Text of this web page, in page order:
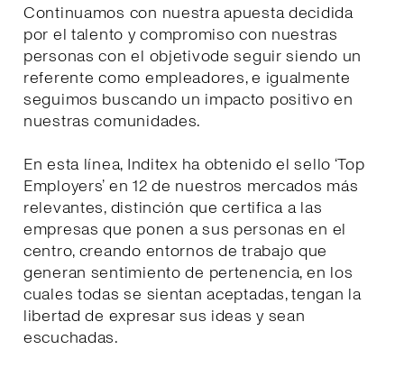
Continuamos con nuestra apuesta decidida
por el talento y compromiso con nuestras
personas con el objetivode seguir siendo un
referente como empleadores, e igualmente
seguimos buscando un impacto positivo en
nuestras comunidades.
En esta línea, Inditex ha obtenido el sello ‘Top
Employers’ en 12 de nuestros mercados más
relevantes, distinción que certifica a las
empresas que ponen a sus personas en el
centro, creando entornos de trabajo que
generan sentimiento de pertenencia, en los
cuales todas se sientan aceptadas, tengan la
libertad de expresar sus ideas y sean
escuchadas.